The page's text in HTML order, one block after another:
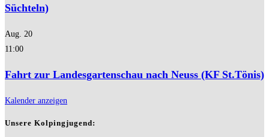
Süchteln)
Aug. 20
11:00
Fahrt zur Landesgartenschau nach Neuss (KF St.Tönis)
Kalender anzeigen
Unsere Kolpingjugend: